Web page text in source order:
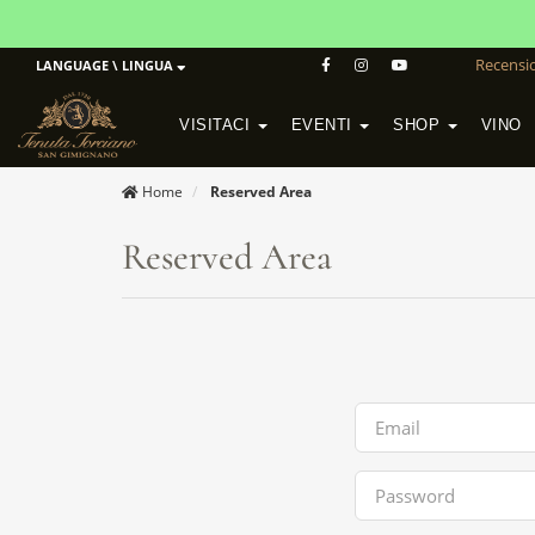
LANGUAGE \ LINGUA
VISITACI EVENTI SHOP VINO
Home Reserved Area
Reserved Area